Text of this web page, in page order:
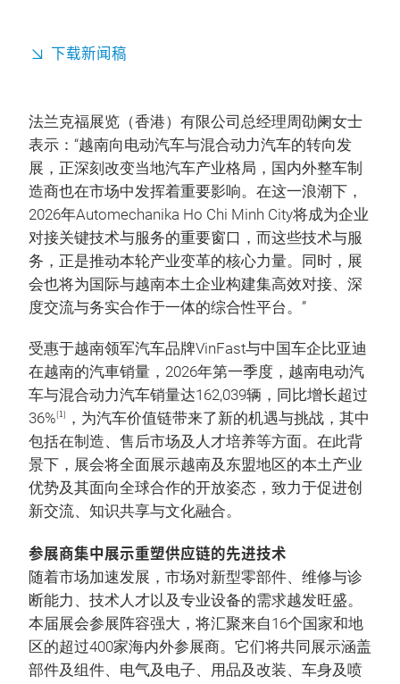
下载新闻稿
法兰克福展览（香港）有限公司总经理周劭阑女士
表示：“越南向电动汽车与混合动力汽车的转向发
展，正深刻改变当地汽车产业格局，国内外整车制
造商也在市场中发挥着重要影响。在这一浪潮下，
2026年Automechanika Ho Chi Minh City将成为企业
对接关键技术与服务的重要窗口，而这些技术与服
务，正是推动本轮产业变革的核心力量。同时，展
会也将为国际与越南本土企业构建集高效对接、深
度交流与务实合作于一体的综合性平台。”
受惠于越南领军汽车品牌VinFast与中国车企比亚迪
在越南的汽車销量，2026年第一季度，越南电动汽
车与混合动力汽车销量达162,039辆，同比增长超过
36%[1]
，为汽车价值链带来了新的机遇与挑战，其中
包括在制造、售后市场及人才培养等方面。在此背
景下，展会将全面展示越南及东盟地区的本土产业
优势及其面向全球合作的开放姿态，致力于促进创
新交流、知识共享与文化融合。
参展商集中展示重塑供应链的先进技术
随着市场加速发展，市场对新型零部件、维修与诊
断能力、技术人才以及专业设备的需求越发旺盛。
本届展会参展阵容强大，将汇聚来自16个国家和地
区的超过400家海内外参展商。它们将共同展示涵盖
部件及组件、电气及电子、用品及改装、车身及喷